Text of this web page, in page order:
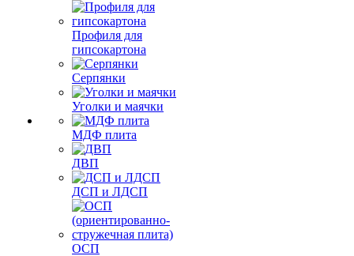
Профиля для
гипсокартона
Серпянки
Уголки и маячки
МДФ плита
ДВП
ДСП и ЛДСП
ОСП